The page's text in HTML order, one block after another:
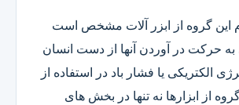
این گروه از ابزر آلات مشخص است
حرکت در آوردن آنها از دست انسان
الکتریکی یا فشار باد در استفاده از
از ابزارها نه تنها در بخش های